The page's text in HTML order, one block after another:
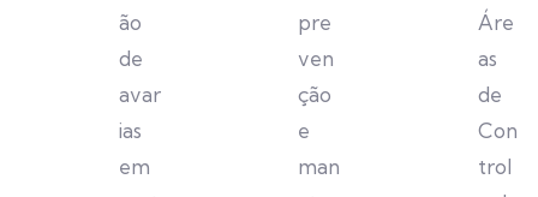
ão
de
avar
ias
em
pre
ven
ção
e
man
Áre
as
de
Con
trol